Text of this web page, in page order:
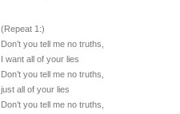
(Repeat 1:)
Don’t you tell me no truths,
I want all of your lies
Don’t you tell me no truths,
just all of your lies
Don’t you tell me no truths,